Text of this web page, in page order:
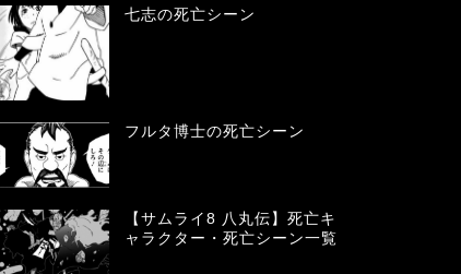
七志の死亡シーン
フルタ博士の死亡シーン
【サムライ8 八丸伝】死亡キ
ャラクター・死亡シーン一覧